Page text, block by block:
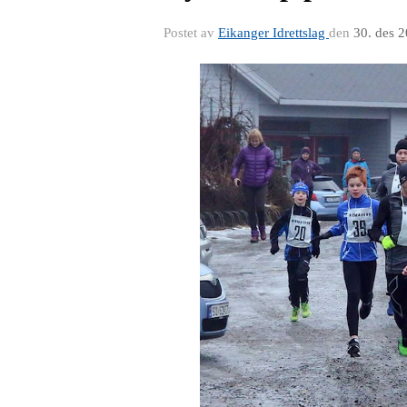
Postet av Eikanger Idrettslag den 30. des